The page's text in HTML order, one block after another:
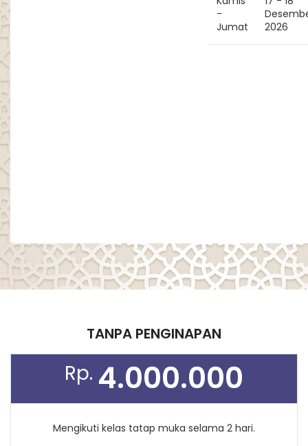
-
Jumat
2026
TANPA PENGINAPAN
Rp. 4.000.000
Mengikuti kelas tatap muka selama 2 hari.